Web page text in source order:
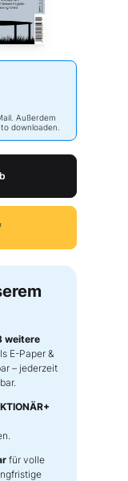
Außerdem
downloaden.
weitere
E-Paper &
– jederzeit
für volle